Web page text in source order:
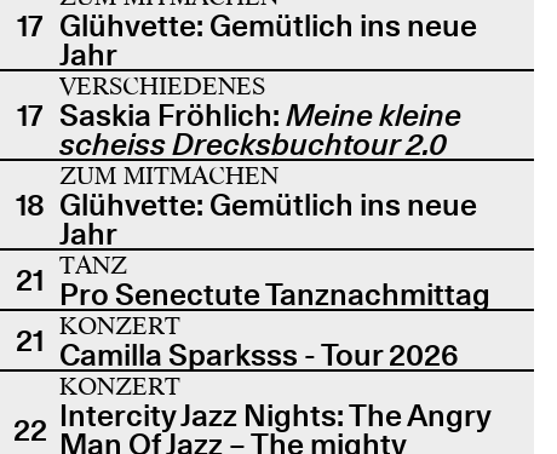
17 Glühvette: Gemütlich ins neue
Jahr
17
VERSCHIEDENES
Saskia Fröhlich: Meine kleine
scheiss Drecksbuchtour 2.0
18
ZUM MITMACHEN
Glühvette: Gemütlich ins neue
Jahr
21 TANZ
Pro Senectute Tanznachmittag
21 KONZERT
Camilla Sparksss - Tour 2026
22
KONZERT
Intercity Jazz Nights: The Angry
Man Of Jazz – The mighty